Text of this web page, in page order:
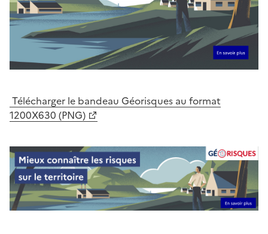
Télécharger le bandeau Géorisques au format
1200X630 (PNG)